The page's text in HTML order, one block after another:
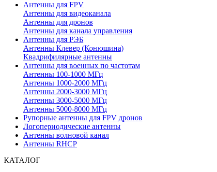
Антенны для FPV
Антенны для видеоканала
Антенны для дронов
Антенны для канала управления
Антенны для РЭБ
Антенны Клевер (Конюшина)
Квадрифилярные антенны
Антенны для военных по частотам
Антенны 100-1000 МГц
Антенны 1000-2000 МГц
Антенны 2000-3000 МГц
Антенны 3000-5000 МГц
Антенны 5000-8000 МГц
Рупорные антенны для FPV дронов
Логопериодические антенны
Антенны волновой канал
Антенны RHCP
КАТАЛОГ